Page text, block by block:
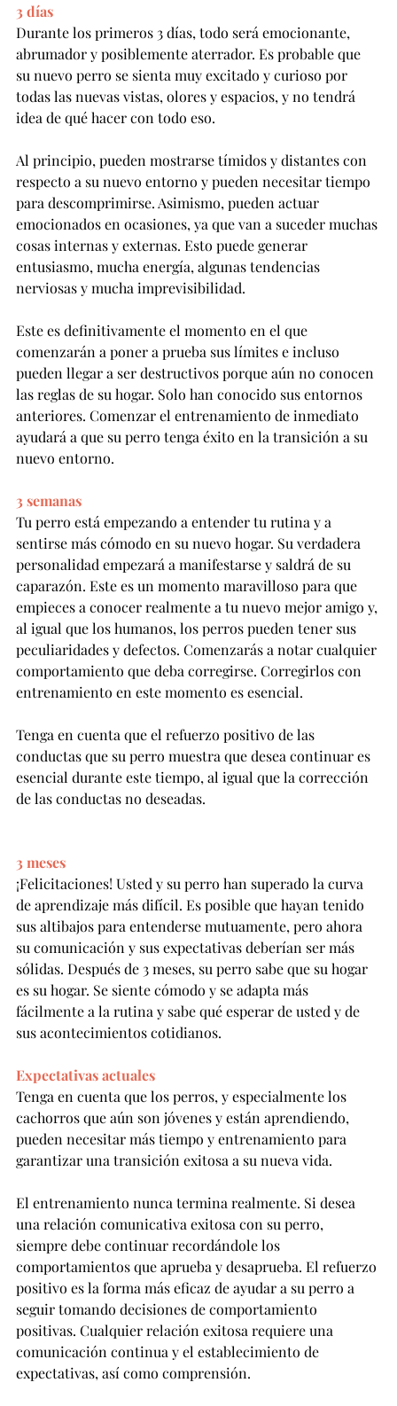
3 días
Durante los primeros 3 días, todo será emocionante,
abrumador y posiblemente aterrador. Es probable que
su nuevo perro se sienta muy excitado y curioso por
todas las nuevas vistas, olores y espacios, y no tendrá
idea de qué hacer con todo eso.
Al principio, pueden mostrarse tímidos y distantes con
respecto a su nuevo entorno y pueden necesitar tiempo
para descomprimirse. Asimismo, pueden actuar
emocionados en ocasiones, ya que van a suceder muchas
cosas internas y externas. Esto puede generar
entusiasmo, mucha energía, algunas tendencias
nerviosas y mucha imprevisibilidad.
Este es definitivamente el momento en el que
comenzarán a poner a prueba sus límites e incluso
pueden llegar a ser destructivos porque aún no conocen
las reglas de su hogar. Solo han conocido sus entornos
anteriores. Comenzar el entrenamiento de inmediato
ayudará a que su perro tenga éxito en la transición a su
nuevo entorno.
3 semanas
Tu perro está empezando a entender tu rutina y a
sentirse más cómodo en su nuevo hogar. Su verdadera
personalidad empezará a manifestarse y saldrá de su
caparazón. Este es un momento maravilloso para que
empieces a conocer realmente a tu nuevo mejor amigo y,
al igual que los humanos, los perros pueden tener sus
peculiaridades y defectos. Comenzarás a notar cualquier
comportamiento que deba corregirse. Corregirlos con
entrenamiento en este momento es esencial.
Tenga en cuenta que el refuerzo positivo de las
conductas que su perro muestra que desea continuar es
esencial durante este tiempo, al igual que la corrección
de las conductas no deseadas.
3 meses
¡Felicitaciones! Usted y su perro han superado la curva
de aprendizaje más difícil. Es posible que hayan tenido
sus altibajos para entenderse mutuamente, pero ahora
su comunicación y sus expectativas deberían ser más
sólidas. Después de 3 meses, su perro sabe que su hogar
es su hogar. Se siente cómodo y se adapta más
fácilmente a la rutina y sabe qué esperar de usted y de
sus acontecimientos cotidianos.
Expectativas actuales
Tenga en cuenta que los perros, y especialmente los
cachorros que aún son jóvenes y están aprendiendo,
pueden necesitar más tiempo y entrenamiento para
garantizar una transición exitosa a su nueva vida.
El entrenamiento nunca termina realmente. Si desea
una relación comunicativa exitosa con su perro,
siempre debe continuar recordándole los
comportamientos que aprueba y desaprueba. El refuerzo
positivo es la forma más eficaz de ayudar a su perro a
seguir tomando decisiones de comportamiento
positivas. Cualquier relación exitosa requiere una
comunicación continua y el establecimiento de
expectativas, así como comprensión.